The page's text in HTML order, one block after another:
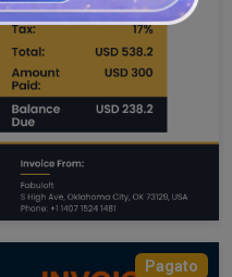
Pagato